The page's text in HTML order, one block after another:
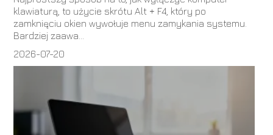
klawiaturą, to użycie skrótu Alt + F4, który po
zamknięciu okien wywołuje menu zamykania systemu.
Bardziej zaawa...
2026-07-20